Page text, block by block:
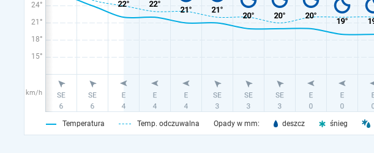
24°
21°
18°
15°
km/h
Temperatura Temp. odczuwalna Opady w mm: deszcz śnieg